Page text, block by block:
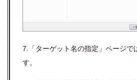
7.「ターゲット名の指定」ページで
す。